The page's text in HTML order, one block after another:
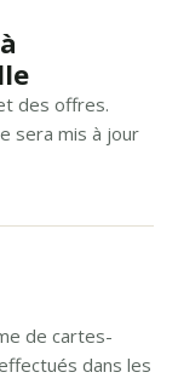
des offres.
sera mis à jour
de cartes-
dans les